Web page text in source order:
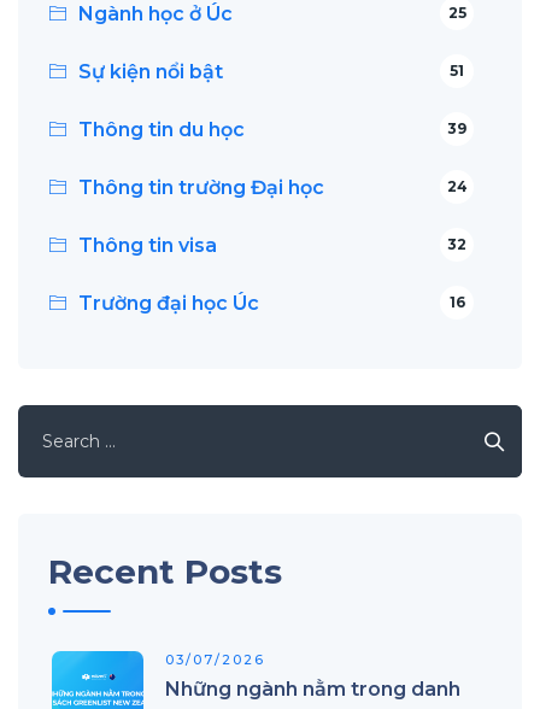
Ngành học ở Úc 25
Sự kiện nổi bật 51
Thông tin du học 39
Thông tin trường Đại học 24
Thông tin visa 32
Trường đại học Úc 16
for:
Recent Posts
03/07/2026
Những ngành nằm trong danh